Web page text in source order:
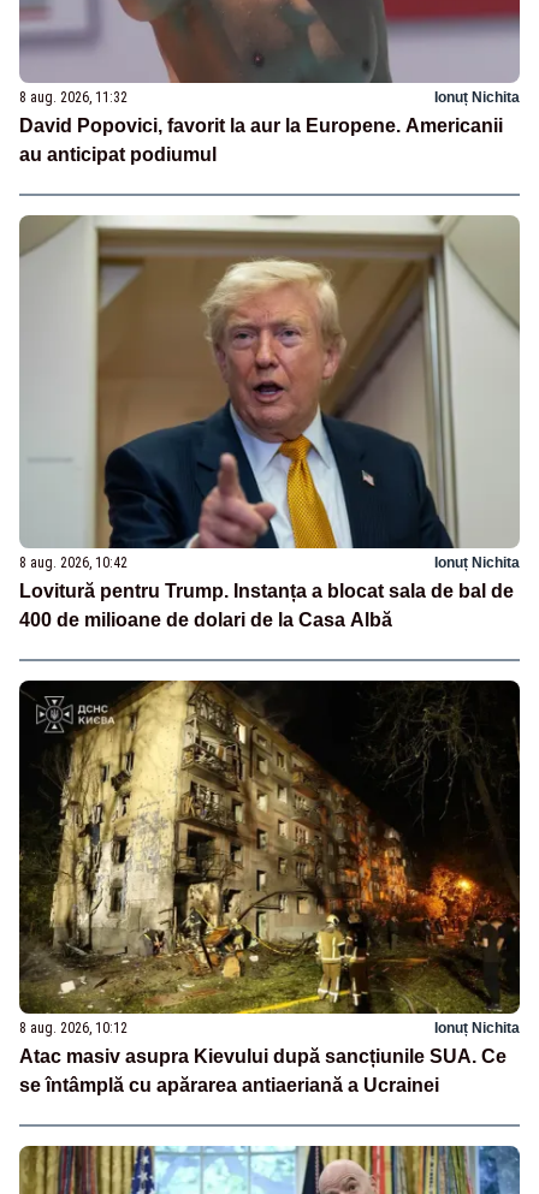
8 aug. 2026, 11:32 Ionuț Nichita
David Popovici, favorit la aur la Europene. Americanii
au anticipat podiumul
8 aug. 2026, 10:42 Ionuț Nichita
Lovitură pentru Trump. Instanța a blocat sala de bal de
400 de milioane de dolari de la Casa Albă
8 aug. 2026, 10:12 Ionuț Nichita
Atac masiv asupra Kievului după sancțiunile SUA. Ce
se întâmplă cu apărarea antiaeriană a Ucrainei